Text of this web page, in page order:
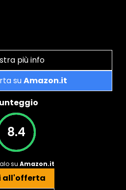
più info
suAmazon.it
8.4
su Amazon.it
all'offerta